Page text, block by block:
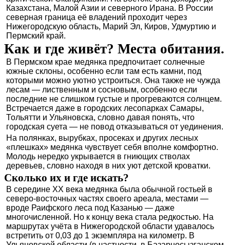
Казахстана, Малой Азии и северного Ирана. В России
северная граница её владений проходит через
Нижегородскую область, Марий Эл, Киров, Удмуртию и
Пермский край.
Как и где живёт? Места обитания.
В Пермском крае медянка предпочитает солнечные
южные склоны, особенно если там есть камни, под
которыми можно уютно устроиться. Она также не чужда
лесам — лиственным и сосновым, особенно если
последние не слишком густые и прогреваются солнцем.
Встречается даже в городских лесопарках Самары,
Тольятти и Ульяновска, словно давая понять, что
городская суета — не повод отказываться от уединения.
На полянках, вырубках, просеках и других лесных
«плешках» медянка чувствует себя вполне комфортно.
Молодь нередко укрывается в гниющих стволах
деревьев, словно находя в них уют детской кроватки.
Сколько их и где искать?
В середине XX века медянка была обычной гостьей в
северо-восточных частях своего ареала, местами —
вроде Раифского леса под Казанью — даже
многочисленной. Но к концу века стала редкостью. На
маршрутах учёта в Нижегородской области удавалось
встретить от 0,03 до 1 экземпляра на километр. В